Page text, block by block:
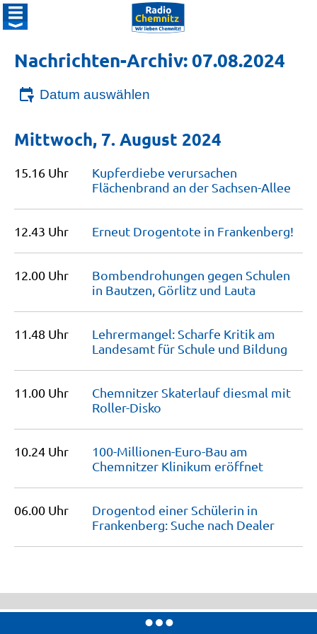
Nachrichten-Archiv: 07.08.2024
Datum auswählen
Mittwoch, 7. August 2024
15.16 Uhr
Kupferdiebe verursachen
Flächenbrand an der Sachsen-Allee
12.43 Uhr Erneut Drogentote in Frankenberg!
12.00 Uhr
Bombendrohungen gegen Schulen
in Bautzen, Görlitz und Lauta
11.48 Uhr
Lehrermangel: Scharfe Kritik am
Landesamt für Schule und Bildung
11.00 Uhr
Chemnitzer Skaterlauf diesmal mit
Roller-Disko
10.24 Uhr
100-Millionen-Euro-Bau am
Chemnitzer Klinikum eröffnet
06.00 Uhr
Drogentod einer Schülerin in
Frankenberg: Suche nach Dealer